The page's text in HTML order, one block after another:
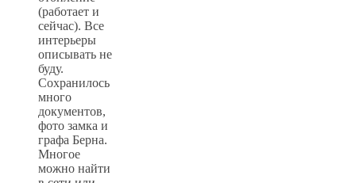
(работает и
сейчас). Все
интерьеры
описывать не
буду.
Сохранилось
много
документов,
фото замка и
графа Берна.
Многое
можно найти